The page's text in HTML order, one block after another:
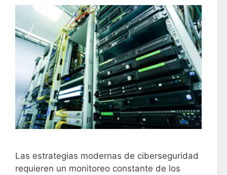
Las estrategias modernas de ciberseguridad
requieren un monitoreo constante de los